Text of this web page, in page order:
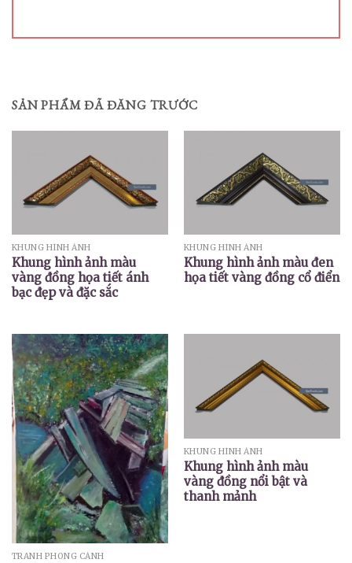
SẢN PHẨM ĐÃ ĐĂNG TRƯỚC
KHUNG HÌNH ẢNH
Khung hình ảnh màu
vàng đồng họa tiết ánh
bạc đẹp và đặc sắc
KHUNG HÌNH ẢNH
Khung hình ảnh màu đen
họa tiết vàng đồng cổ điển
TRANH PHONG CẢNH
KHUNG HÌNH ẢNH
Khung hình ảnh màu
vàng đồng nổi bật và
thanh mảnh